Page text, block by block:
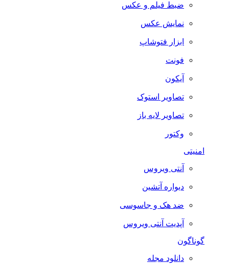
ضبط فيلم و عكس
نمایش عکس
ابزار فتوشاپ
فونت
آیکون
تصاویر استوک
تصاویر لایه باز
وکتور
امنیتی
آنتی ویروس
دیواره آتشین
ضد هک و جاسوسی
آپدیت آنتی ویروس
گوناگون
دانلود مجله